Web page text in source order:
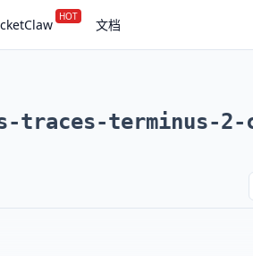
HOT 文档
traces-terminus-2-